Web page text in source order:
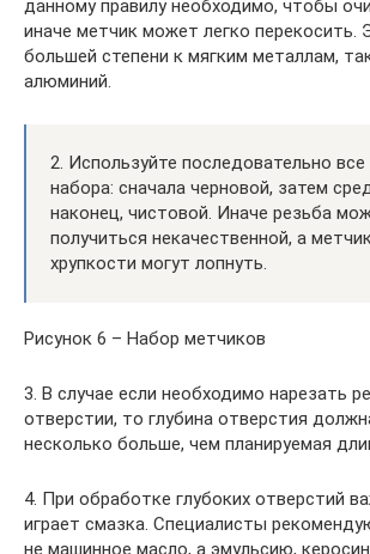
данному правилу необходимо, чтобы
иначе метчик может легко перекосить.
большей степени к мягким металлам,
алюминий.
2. Используйте последовательно
набора: сначала черновой, затем
наконец, чистовой. Иначе резьба
получиться некачественной, а
хрупкости могут лопнуть.
Рисунок 6 – Набор метчиков
3. В случае если необходимо нарезать
отверстии, то глубина отверстия
несколько больше, чем планируемая
4. При обработке глубоких отверстий
играет смазка. Специалисты
не машинное масло, а эмульсию,